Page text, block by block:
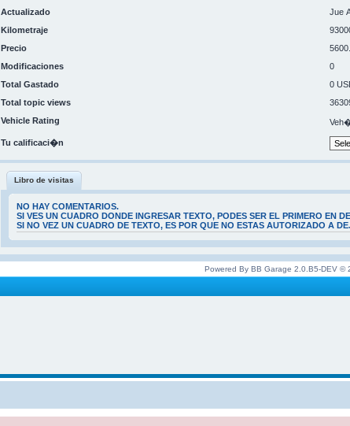
Actualizado
Jue
Kilometraje
Precio
Modificaciones
0
Total Gastado
0
Total topic views
Vehicle Rating
Tu calificaci�n
Libro de visitas
NO HAY COMENTARIOS.
SI VES UN CUADRO DONDE INGRESAR TEXTO, PODES SER EL PRIMERO EN
SI NO VEZ UN CUADRO DE TEXTO, ES POR QUE NO ESTAS AUTORIZADO A
Powered By BB Garage 2.0.B5-DEV ©